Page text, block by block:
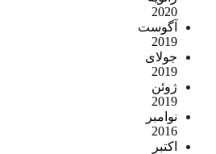
2020
آگوست
2019
جولای
2019
ژوئن
2019
نوامبر
2016
اکتبر